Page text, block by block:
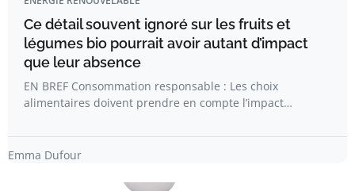
Ce détail souvent ignoré sur les fruits et
légumes bio pourrait avoir autant d’impact
que leur absence
EN BREF Consommation responsable : Les choix
alimentaires doivent prendre en compte l’impact…
Emma Dufour